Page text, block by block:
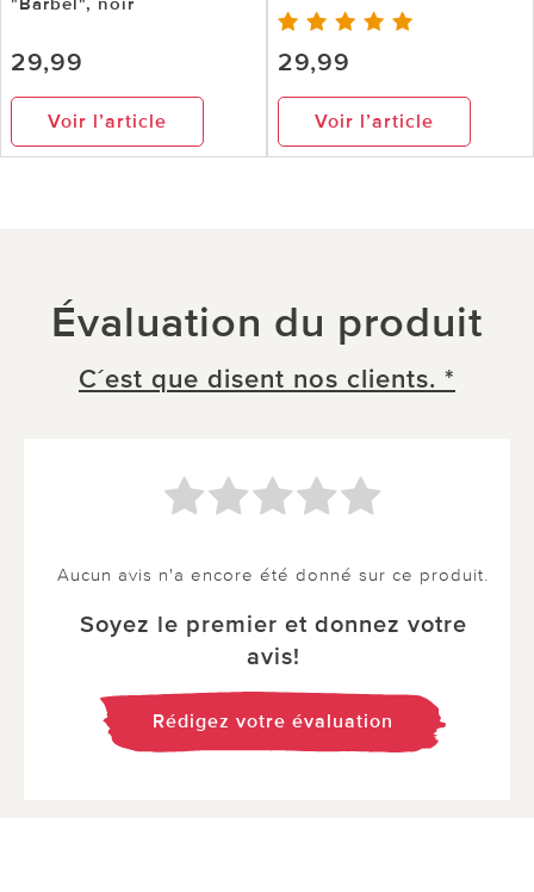
29,99
Voir l’article
29,99
Voir l’article
Évaluation du produit
C´est que disent nos clients. *
Aucun avis n'a encore été donné sur ce produit.
Soyez le premier et donnez votre
avis!
Rédigez votre évaluation